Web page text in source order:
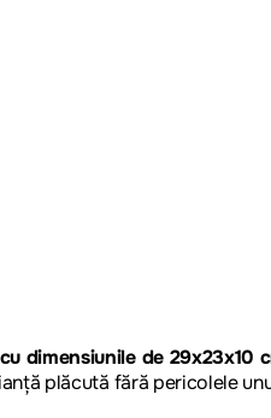
dimensiunile de 29x23x10
plăcută fără pericolele